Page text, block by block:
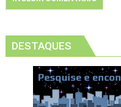
DESTAQUES